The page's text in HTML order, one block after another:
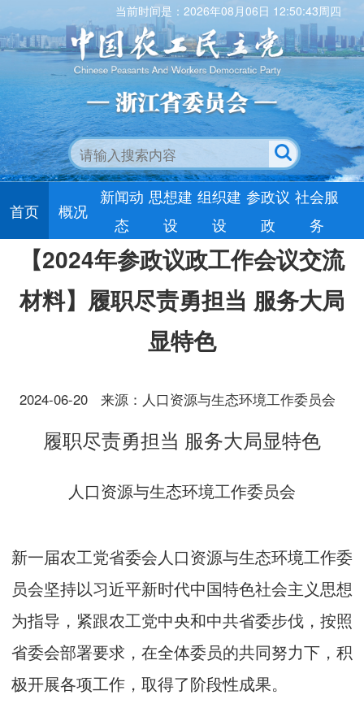
当前时间是：2026年08月06日 12:50:44周四
首页 概况
新闻动
态
思想建
设
组织建
设
参政议
政
社会服
务
【2024年参政议政工作会议交流
材料】履职尽责勇担当 服务大局
显特色
2024-06-20 来源：人口资源与生态环境工作委员会
履职尽责勇担当 服务大局显特色
人口资源与生态环境工作委员会
新一届农工党省委会人口资源与生态环境工作委
员会坚持以习近平新时代中国特色社会主义思想
为指导，紧跟农工党中央和中共省委步伐，按照
省委会部署要求，在全体委员的共同努力下，积
极开展各项工作，取得了阶段性成果。